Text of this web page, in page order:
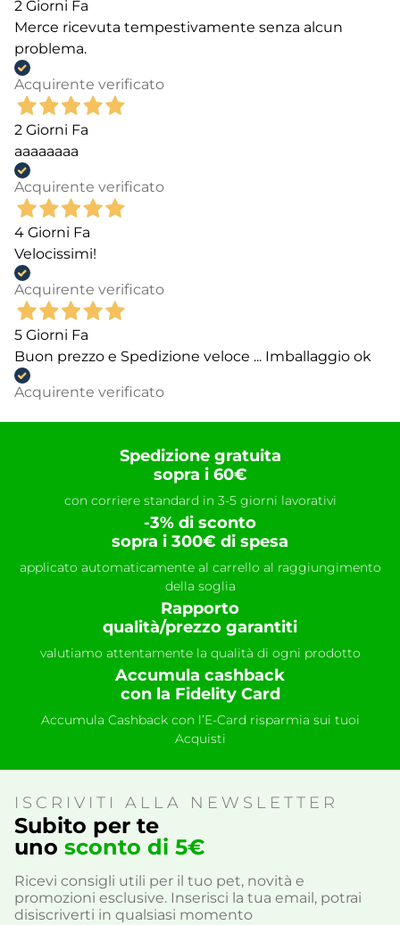
2 Giorni Fa
Merce ricevuta tempestivamente senza alcun
problema.
Acquirente verificato
2 Giorni Fa
aaaaaaaa
Acquirente verificato
4 Giorni Fa
Velocissimi!
Acquirente verificato
5 Giorni Fa
Buon prezzo e Spedizione veloce ... Imballaggio ok
Acquirente verificato
Spedizione gratuita
sopra i 60€
con corriere standard in 3-5 giorni lavorativi
-3% di sconto
sopra i 300€ di spesa
applicato automaticamente al carrello al raggiungimento
della soglia
Rapporto
qualità/prezzo garantiti
valutiamo attentamente la qualità di ogni prodotto
Accumula cashback
con la Fidelity Card
Accumula Cashback con l’E-Card risparmia sui tuoi
Acquisti
ISCRIVITI ALLA NEWSLETTER
Subito per te
uno sconto di 5€
Ricevi consigli utili per il tuo pet, novità e
promozioni esclusive. Inserisci la tua email, potrai
disiscriverti in qualsiasi momento